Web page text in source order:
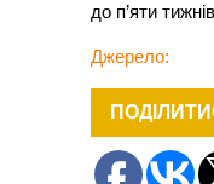
до п’яти
Джерело: